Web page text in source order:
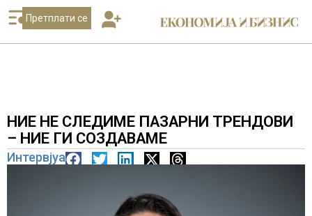
Претплати се
НИЕ НЕ СЛЕДИМЕ ПАЗАРНИ ТРЕНДОВИ
– НИЕ ГИ СОЗДАВАМЕ
Интервјуа